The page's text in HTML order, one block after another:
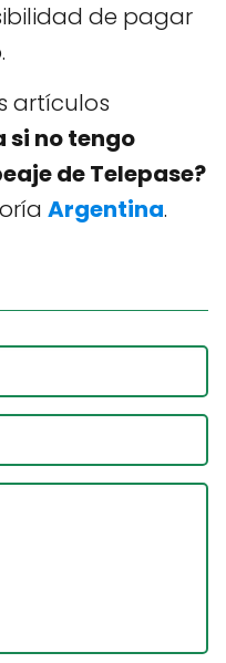
de pagar
artículos
si no tengo
de Telepase?
Argentina.